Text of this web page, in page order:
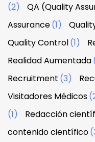
(2) QA (Quality
Assurance(1)
Quality Control(1)
Realidad Aumentada
Recruitment (3)
Visitadores Médicos
(1)
Redacción
contenido científico